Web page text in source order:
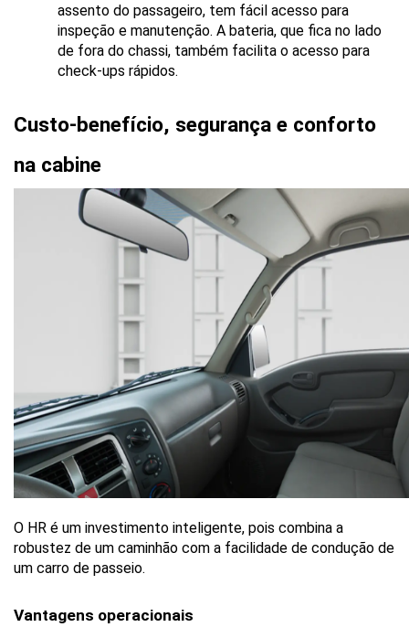
assento do passageiro, tem fácil acesso para
inspeção e manutenção. A bateria, que fica no lado
de fora do chassi, também facilita o acesso para
check-ups rápidos.
Custo-benefício, segurança e conforto
na cabine
O HR é um investimento inteligente, pois combina a
robustez de um caminhão com a facilidade de condução de
um carro de passeio.
Vantagens operacionais